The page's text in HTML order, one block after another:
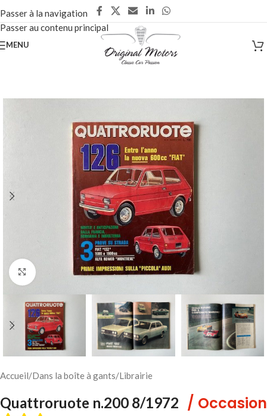
Passer à la navigation
Passer au contenu principal
MENU
Cliquez pour agrandir
Accueil/Dans la boîte à gants/Librairie
Quattroruote n.200 8/1972 / Occasion